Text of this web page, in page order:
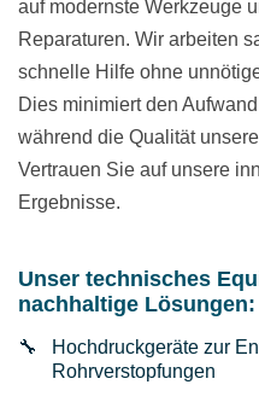
auf modernste Werkzeuge
Reparaturen. Wir arbeiten
schnelle Hilfe ohne
Dies minimiert den
während die Qualität
Vertrauen Sie auf unsere
Ergebnisse.
Unser technisches
nachhaltige Lösungen:
Hochdruckgeräte zur
Rohrverstopfungen